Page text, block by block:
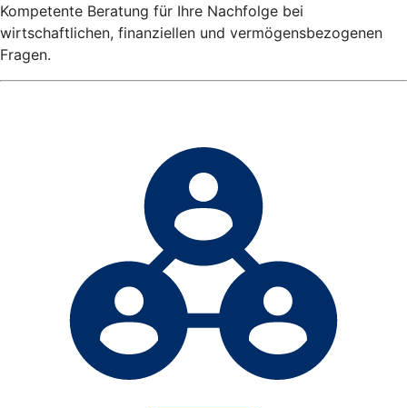
Kompetente Beratung für Ihre Nachfolge bei
wirtschaftlichen, finanziellen und vermögensbezogenen
Fragen.